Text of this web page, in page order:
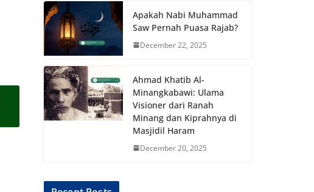
Apakah Nabi Muhammad
Saw Pernah Puasa Rajab?
December 22, 2025
Ahmad Khatib Al-
Minangkabawi: Ulama
Visioner dari Ranah
Minang dan Kiprahnya di
Masjidil Haram
December 20, 2025